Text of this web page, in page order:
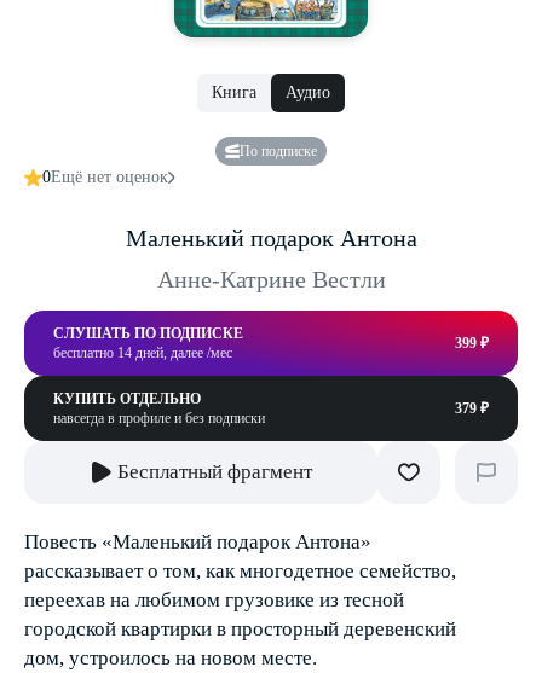
Книга Аудио
По подписке
0Ещё нет оценок
Маленький подарок Антона
Анне-Катрине Вестли
СЛУШАТЬ ПО ПОДПИСКЕ
бесплатно 14 дней, далее /мес
399 ₽
КУПИТЬ ОТДЕЛЬНО
навсегда в профиле и без подписки
379 ₽
Бесплатный фрагмент
Повесть «Маленький подарок Антона»
рассказывает о том, как многодетное семейство,
переехав на любимом грузовике из тесной
городской квартирки в просторный деревенский
дом, устроилось на новом месте.